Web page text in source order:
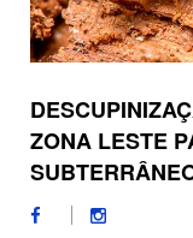
ZONA LESTE